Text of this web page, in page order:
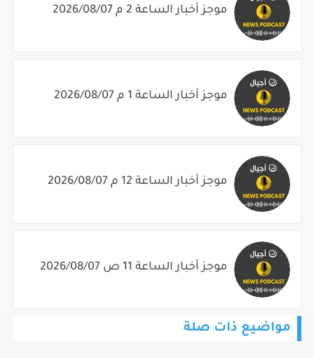
موجز أخبار الساعة 2 م 2026/08/07
موجز أخبار الساعة 1 م 2026/08/07
موجز أخبار الساعة 12 م 2026/08/07
موجز أخبار الساعة 11 ص 2026/08/07
مواضيع ذات صلة